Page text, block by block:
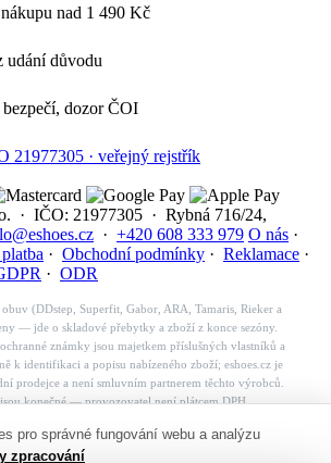
nad 1 490 Kč
udání důvodu
bezpečí, dozor ČOI
21977305 · veřejný rejstřík
· IČO: 21977305 · Rybná 716/24,
· +420 608 333 979 O nás ·
· Obchodní podmínky · Reklamace ·
· ODR
(DDstep, Superfit, Gabor, ARA, Tamaris, Rieker a
— jde o skladové přebytky a zboží z konce sezóny.
známky jsou majetkem příslušných vlastníků a
k identifikaci a popisu nabízeného zboží; eshoes.cz je
prodejce a není smluvním partnerem těchto výrobců.
konečné — provozovatel není plátcem DPH.
pro správné fungování webu a analýzu
zpracování